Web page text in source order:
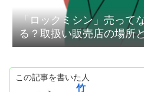
「ロックミシン」売って
る？取扱い販売店の場所
この記事を書いた人
竹